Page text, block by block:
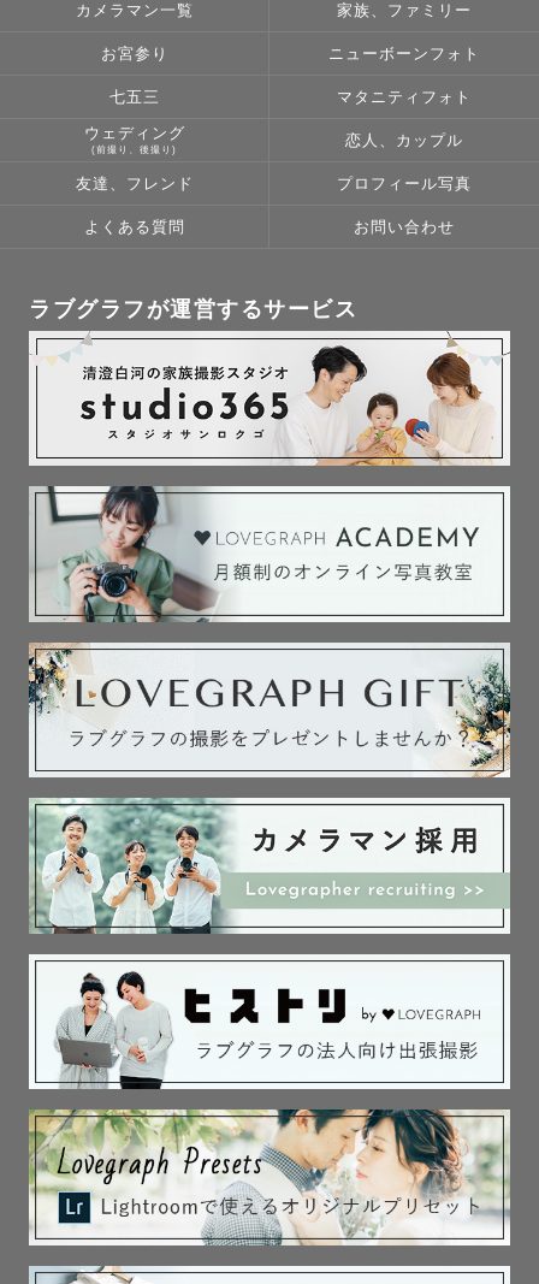
カメラマン一覧 家族、ファミリー
お宮参り ニューボーンフォト
七五三 マタニティフォト
ウェディング
(前撮り、後撮り)
恋人、カップル
友達、フレンド プロフィール写真
よくある質問 お問い合わせ
ラブグラフが運営するサービス